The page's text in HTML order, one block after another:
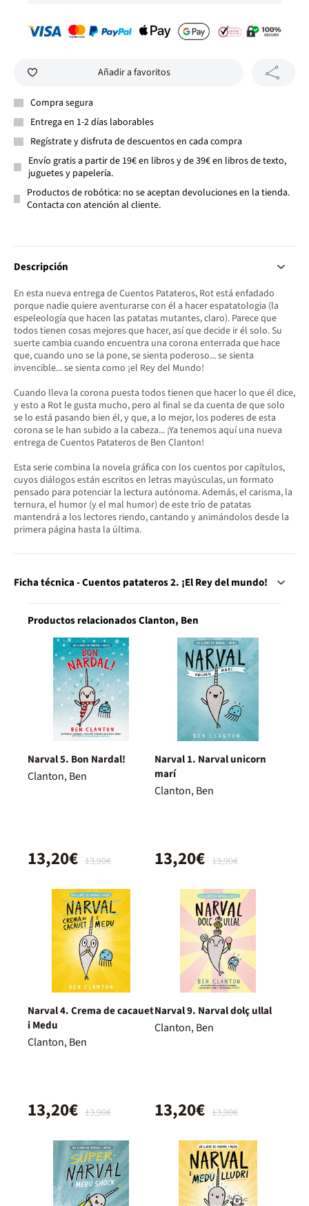
Añadir a favoritos
Compra segura
Entrega en 1-2 días laborables
Regístrate y disfruta de descuentos en cada compra
Envío gratis a partir de 19€ en libros y de 39€ en libros de texto,
juguetes y papelería.
Productos de robótica: no se aceptan devoluciones en la tienda.
Contacta con atención al cliente.
Descripción
En esta nueva entrega de Cuentos Patateros, Rot está enfadado
porque nadie quiere aventurarse con él a hacer espatatologia (la
espeleología que hacen las patatas mutantes, claro). Parece que
todos tienen cosas mejores que hacer, así que decide ir él solo. Su
suerte cambia cuando encuentra una corona enterrada que hace
que, cuando uno se la pone, se sienta poderoso... se sienta
invencible... se sienta como ¡el Rey del Mundo!
Cuando lleva la corona puesta todos tienen que hacer lo que él dice,
y esto a Rot le gusta mucho, pero al final se da cuenta de que solo
se lo está pasando bien él, y que, a lo mejor, los poderes de esta
corona se le han subido a la cabeza... ¡Ya tenemos aquí una nueva
entrega de Cuentos Patateros de Ben Clanton!
Esta serie combina la novela gráfica con los cuentos por capítulos,
cuyos diálogos están escritos en letras mayúsculas, un formato
pensado para potenciar la lectura autónoma. Además, el carisma, la
ternura, el humor (y el mal humor) de este trío de patatas
mantendrá a los lectores riendo, cantando y animándolos desde la
primera página hasta la última.
Ficha técnica - Cuentos patateros 2. ¡El Rey del mundo!
Productos relacionados Clanton, Ben
Narval 5. Bon Nardal!
Clanton, Ben
13,90€
13,20€
Narval 1. Narval unicorn
marí
Clanton, Ben
13,90€
13,20€
Narval 4. Crema de cacauet
i Medu
Clanton, Ben
13,90€
13,20€
Narval 9. Narval dolç ullal
Clanton, Ben
13,90€
13,20€